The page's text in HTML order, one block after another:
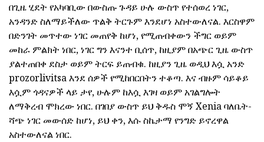
በጊዜ ሂደት የአካባቢው በውስጡ ጉዳይ ሁሉ ውስጥ የተሰወረ ነገር,
አንዳንድ ስለማይችለው ጥልቅ ትርጉም እንደሆነ አስተውለናል. እርስዋም
በድንገት መጥተው ነገር መጠየቅ ከሆነ, የሚጠብቀውን ችግር ወይም
መከራ ምልክት ነበር, ነገር ግን እናንተ ቢሰጥ, ከዚያም በአጭር ጊዜ ውስጥ
ያልተጠበቀ ደስታ ወይም ትርፍ ይጠብቁ. ከዚያን ጊዜ ወዲህ እሷ አንድ
prozorlivitsa እንደ ሰዎች የሚከበርበትን ተቆጣ. እና ብዙም ሳይቆይ
እሷም ጎዳናዎች ላይ ታየ, ሁሉም ከእሷ እገዛ ወይም አገልግሎት
ለማቅረብ ሞክረው ነበር. በገበያ ውስጥ ይህ ቅዱስ ሞኝ Xenia ባለቤት-
ሻጭ ነገር መውሰድ ከሆነ, ይህ ቀን, እሱ ስኬታማ የንግድ ይኖረዋል
አስተውለናል ነበር.